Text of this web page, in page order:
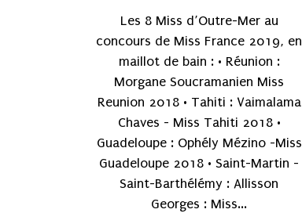
Les 8 Miss d’Outre-Mer au
concours de Miss France 2019, en
maillot de bain : • Réunion :
Morgane Soucramanien Miss
Reunion 2018 • Tahiti : Vaimalama
Chaves - Miss Tahiti 2018 •
Guadeloupe : Ophély Mézino -Miss
Guadeloupe 2018 • Saint-Martin -
Saint-Barthélémy : Allisson
Georges : Miss...